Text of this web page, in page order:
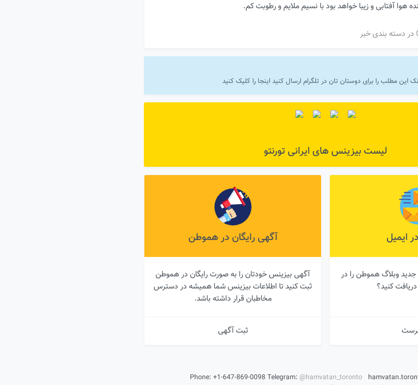
هوا آفتابی و زیبا خواهد بود با نسیم ملایم و رطوبت کم.
در دسته بندی خبر
این مطلب را برای دوستان تان در تلگرام ارسال کنید اینجا را کلیک کنید
لیست بیزینس های ایرانی تورنتو
آگهی رایگان در هموطن
آگهی بیزینس خودتان را به صورت رایگان در هموطن
ثبت کنید تا اطلاعات بیزینس شما همیشه در دسترس
مخاطبان قرار داشته باشد.
ثبت آگهی
ایمیل
وبلاگ هموطن را در
کنید؟
Phone: +1-647-869-0098 Telegram: @hamvatan_toronto